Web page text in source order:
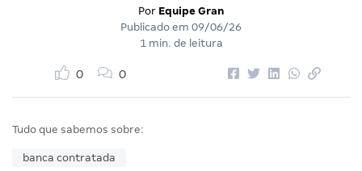
Por Equipe Gran
Publicado em 09/06/26
1 min. de leitura
0 0
Tudo que sabemos sobre:
banca contratada